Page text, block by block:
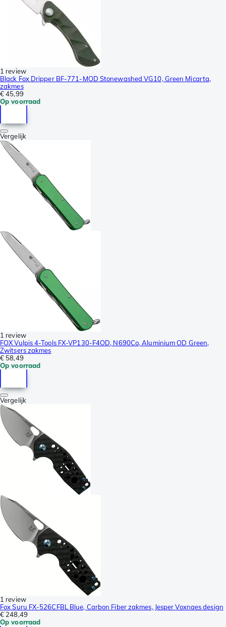
1 review
Black Fox Dripper BF-771-MOD Stonewashed VG10, Green Micarta,
zakmes
€ 45,99
Op voorraad
Vergelijk
1 review
FOX Vulpis 4-Tools FX-VP130-F4OD, N690Co, Aluminium OD Green,
Zwitsers zakmes
€ 58,49
Op voorraad
Vergelijk
1 review
Fox Suru FX-526CFBL Blue, Carbon Fiber zakmes, Jesper Voxnaes design
€ 248,49
Op voorraad